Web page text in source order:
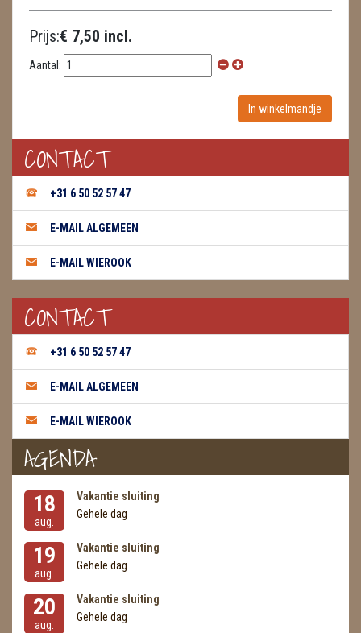
THEELICHTEN
VLINDERS
Prijs:€ 7,50 incl.
Aantal:
CONTACT
+31 6 50 52 57 47
E-MAIL ALGEMEEN
E-MAIL WIEROOK
CONTACT
+31 6 50 52 57 47
E-MAIL ALGEMEEN
E-MAIL WIEROOK
AGENDA
18
aug.
Vakantie sluiting
Gehele dag
19
aug.
Vakantie sluiting
Gehele dag
20
aug.
Vakantie sluiting
Gehele dag